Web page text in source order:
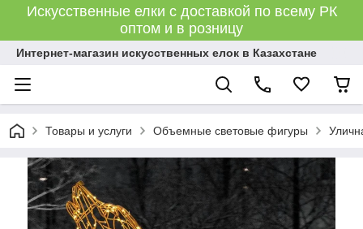
Искусственные елки с доставкой по всему РК
оптом и в розницу
Интернет-магазин искусственных елок в Казахстане
Товары и услуги Объемные световые фигуры